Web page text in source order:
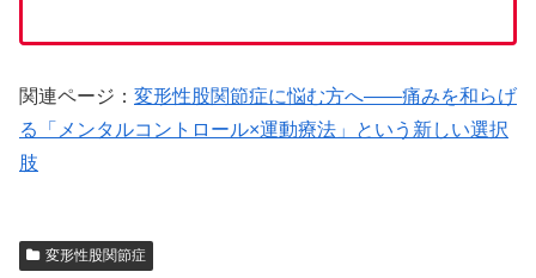
関連ページ： 変形性股関節症に悩む方へ――痛みを和らげ
る「メンタルコントロール×運動療法」という新しい選択
肢
変形性股関節症